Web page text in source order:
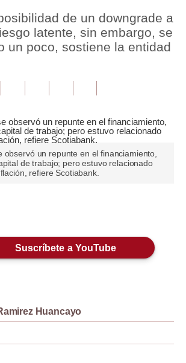
de un downgrade a
latente, sin embargo, se
un poco, sostiene la entidad
observó un repunte en el financiamiento,
de trabajo; pero estuvo relacionado
refiere Scotiabank.
Suscríbete a YouTube
Huancayo